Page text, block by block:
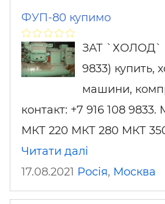
ФУП-80 купимо
ЗАТ `ХОЛОД`
9833) купить,
машини,
контакт: +7 916 108
МКТ 220 МКТ 280 МКТ
Читати далі
17.08.2021 Росія, Москва